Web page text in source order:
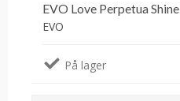
EVO Love Perpetua
EVO
På lager